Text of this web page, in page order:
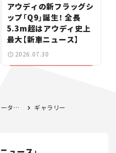
アウディの新フラッグシ
ップ「Q9」誕生！ 全長
5.3m超はアウディ史上
最大【新車ニュース】
2026.07.30
ティショー2023】 ギャラリー